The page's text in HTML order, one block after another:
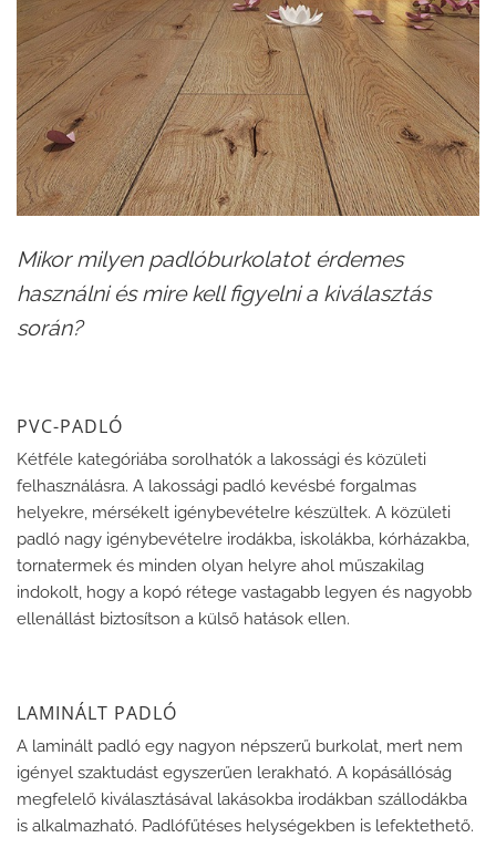
Mikor milyen padlóburkolatot érdemes
használni és mire kell figyelni a kiválasztás
során?
PVC-PADLÓ
Kétféle kategóriába sorolhatók a lakossági és közületi
felhasználásra. A lakossági padló kevésbé forgalmas
helyekre, mérsékelt igénybevételre készültek. A közületi
padló nagy igénybevételre irodákba, iskolákba, kórházakba,
tornatermek és minden olyan helyre ahol műszakilag
indokolt, hogy a kopó rétege vastagabb legyen és nagyobb
ellenállást biztosítson a külső hatások ellen.
LAMINÁLT PADLÓ
A laminált padló egy nagyon népszerű burkolat, mert nem
igényel szaktudást egyszerűen lerakható. A kopásállóság
megfelelő kiválasztásával lakásokba irodákban szállodákba
is alkalmazható. Padlófűtéses helységekben is lefektethető.